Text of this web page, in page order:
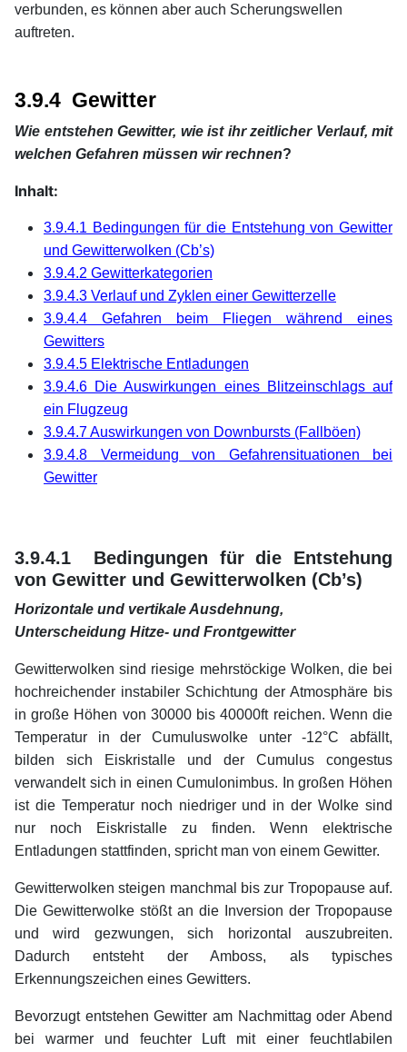
verbunden, es können aber auch Scherungswellen
auftreten.
3.9.4 Gewitter
Wie entstehen Gewitter, wie ist ihr zeitlicher Verlauf, mit
welchen Gefahren müssen wir rechnen?
Inhalt:
3.9.4.1 Bedingungen für die Entstehung von Gewitter
und Gewitterwolken (Cb’s)
3.9.4.2 Gewitterkategorien
3.9.4.3 Verlauf und Zyklen einer Gewitterzelle
3.9.4.4 Gefahren beim Fliegen während eines
Gewitters
3.9.4.5 Elektrische Entladungen
3.9.4.6 Die Auswirkungen eines Blitzeinschlags auf
ein Flugzeug
3.9.4.7 Auswirkungen von Downbursts (Fallböen)
3.9.4.8 Vermeidung von Gefahrensituationen bei
Gewitter
3.9.4.1 Bedingungen für die Entstehung
von Gewitter und Gewitterwolken (Cb’s)
Horizontale und vertikale Ausdehnung,
Unterscheidung Hitze- und Frontgewitter
Gewitterwolken sind riesige mehrstöckige Wolken, die bei
hochreichender instabiler Schichtung der Atmosphäre bis
in große Höhen von 30000 bis 40000ft reichen. Wenn die
Temperatur in der Cumuluswolke unter -12°C abfällt,
bilden sich Eiskristalle und der Cumulus congestus
verwandelt sich in einen Cumulonimbus. In großen Höhen
ist die Temperatur noch niedriger und in der Wolke sind
nur noch Eiskristalle zu finden. Wenn elektrische
Entladungen stattfinden, spricht man von einem Gewitter.
Gewitterwolken steigen manchmal bis zur Tropopause auf.
Die Gewitterwolke stößt an die Inversion der Tropopause
und wird gezwungen, sich horizontal auszubreiten.
Dadurch entsteht der Amboss, als typisches
Erkennungszeichen eines Gewitters.
Bevorzugt entstehen Gewitter am Nachmittag oder Abend
bei warmer und feuchter Luft mit einer feuchtlabilen